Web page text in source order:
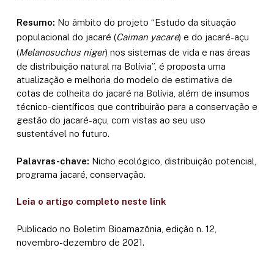
Resumo: No âmbito do projeto “Estudo da situação
populacional do jacaré (Caiman yacare) e do jacaré-açu
(Melanosuchus niger) nos sistemas de vida e nas áreas
de distribuição natural na Bolívia”, é proposta uma
atualização e melhoria do modelo de estimativa de
cotas de colheita do jacaré na Bolívia, além de insumos
técnico-científicos que contribuirão para a conservação e
gestão do jacaré-açu, com vistas ao seu uso
sustentável no futuro.
Palavras-chave: Nicho ecológico, distribuição potencial,
programa jacaré, conservação.
Leia o artigo completo neste link
Publicado no Boletim Bioamazônia, edição n. 12,
novembro-dezembro de 2021.